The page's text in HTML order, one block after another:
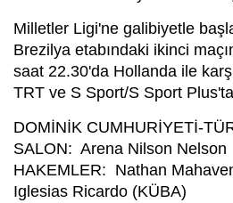
Milletler Ligi'ne galibiyetle
Brezilya etabındaki ikinci
saat 22.30'da Hollanda ile
TRT ve S Sport/S Sport
DOMİNİK CUMHURİYETİ-
SALON: Arena Nilson Nelson
HAKEMLER: Nathan
Iglesias Ricardo (KÜBA)